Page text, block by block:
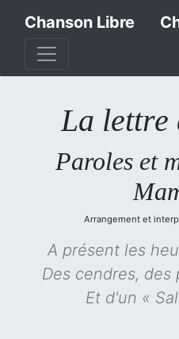
Chanson Libre
La lettre
Paroles et
Arrangement et
A présent les
Des cendres, des
Et d'un «